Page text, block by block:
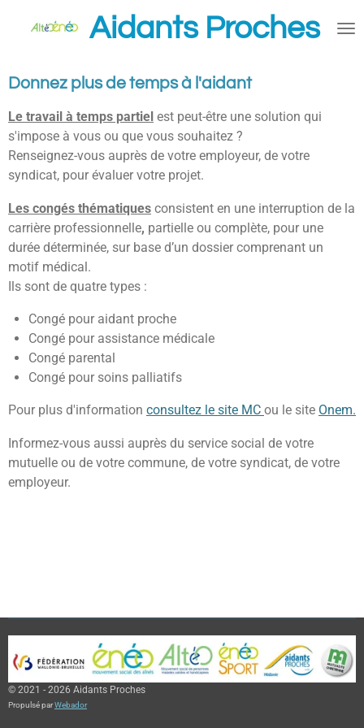
principal
Aidants Proches
Donnez plus de temps à l'aidant
Le travail à temps partiel est peut-être une solution qui
s'impose à vous ou que vous souhaitez ?
Renseignez-vous auprès de votre employeur, de votre
syndicat, pour évaluer votre projet.
Les congés thématiques consistent en une interruption de la
carrière professionnelle, partielle ou complète, pour une
durée déterminée, sur base d’un dossier comprenant un
motif médical.
Ils sont de quatre types :
Congé pour aidant proche
Congé pour assistance médicale
Congé parental
Congé pour soins palliatifs
Pour plus d'information consultez le site MC ou le site Onem.
Informez-vous aussi auprès du service social de votre
mutuelle ou de votre commune, de votre syndicat, de votre
employeur.
© 2021 - 2026 Aidants Proches
Propulsé parWebador